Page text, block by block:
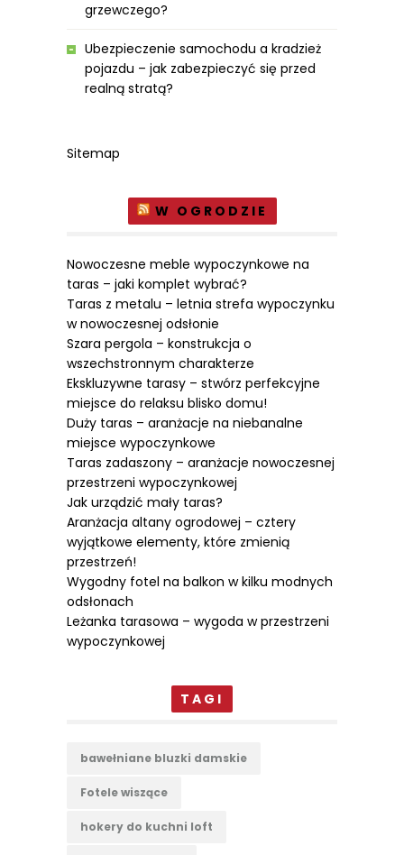
grzewczego?
Ubezpieczenie samochodu a kradzież
pojazdu – jak zabezpieczyć się przed
realną stratą?
Sitemap
W OGRODZIE
Nowoczesne meble wypoczynkowe na
taras – jaki komplet wybrać?
Taras z metalu – letnia strefa wypoczynku
w nowoczesnej odsłonie
Szara pergola – konstrukcja o
wszechstronnym charakterze
Ekskluzywne tarasy – stwórz perfekcyjne
miejsce do relaksu blisko domu!
Duży taras – aranżacje na niebanalne
miejsce wypoczynkowe
Taras zadaszony – aranżacje nowoczesnej
przestrzeni wypoczynkowej
Jak urządzić mały taras?
Aranżacja altany ogrodowej – cztery
wyjątkowe elementy, które zmienią
przestrzeń!
Wygodny fotel na balkon w kilku modnych
odsłonach
Leżanka tarasowa – wygoda w przestrzeni
wypoczynkowej
TAGI
bawełniane bluzki damskie
Fotele wiszące
hokery do kuchni loft